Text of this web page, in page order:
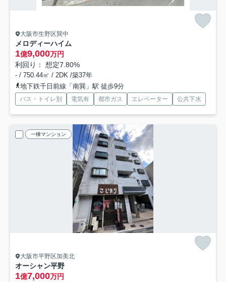
大阪市生野区巽中
メロディーハイム
1億9,000万円
利回り： 想定7.80%
- / 750.44㎡ / 2DK /築37年
地下鉄千日前線「南巽」駅 徒歩9分
バス・トイレ別 電気有 都市ガス エレベーター 公共下水
一棟マンション
大阪市平野区加美北
オーシャン平野
1億7,000万円